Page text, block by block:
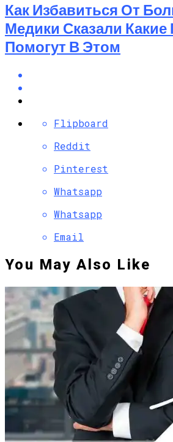
Как Избавиться От
Медики Сказали
Помогут В Этом
Flipboard
Reddit
Pinterest
Whatsapp
Whatsapp
Email
You May Also Like